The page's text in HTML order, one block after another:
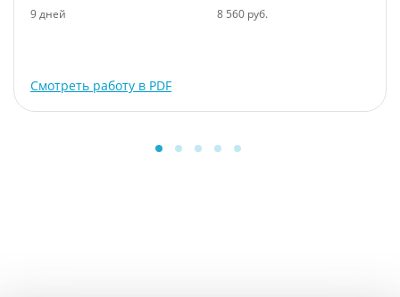
9 дней 8 560 руб.
Смотреть работу в PDF